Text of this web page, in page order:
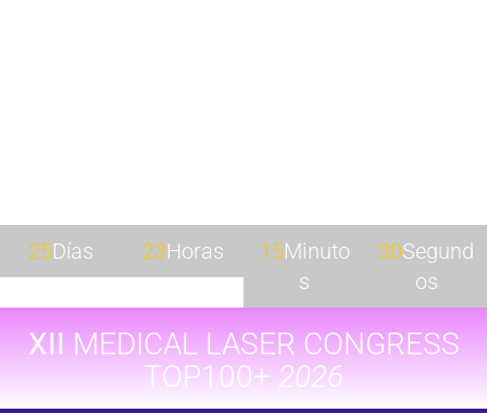
25Días 23Horas 15Minuto
S
28Segund
Os
XIIMEDICAL LASER CONGRESS
TOP100+2026